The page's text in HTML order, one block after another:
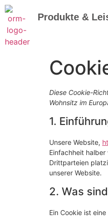
Produkte &
Diese Cookie-
Wohnsitz im
1.
Unsere Website,
Einfachheit
Drittparteien
unserer Website.
2. Was
Ein Cookie ist